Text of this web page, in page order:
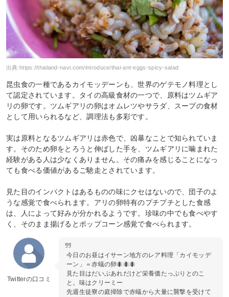
出典: https://thailand-navi.com/introduce/thai-ant-eggs-spicy-salad
昆虫食の一種であるカイモッデーンも、世界のゲテモノ料理とし
て認定されています。タイの高級食材の一つで、原料はツムギア
リの卵です。ツムギアリの卵はオムレツやサラダ、スープの食材
として用いられるなど、調理法も多彩です。
実は原料となるツムギアリは赤色で、凶暴なことで知られていま
す。そのため卵をとろうと伸ばした手を、ツムギアリに噛まれた
経験がある人は少なくありません。その痛みを感じることになっ
ても食べる価値があるご馳走とされています。
見た目のインパクトはあるものの味にクセはないので、団子のよ
うな感覚で食べられます。アリの卵特有のプチプチとした食感
は、人によって好みが分かれるようです。珍味の中でも食べやす
く、そのまま揚げるとポップコーン感覚で食べられます。
Twitterの口コミ
今日のお昼はイサーン地方のレア料理「カイモッデ
ーン」＝赤蟻の卵🐜🐜🐜
見た目はだいぶあれだけど栄養価たっぷりとのこ
と。味はクリーミー
先週生徒寮の庭掃除で赤蟻から大量に襲撃を受けて